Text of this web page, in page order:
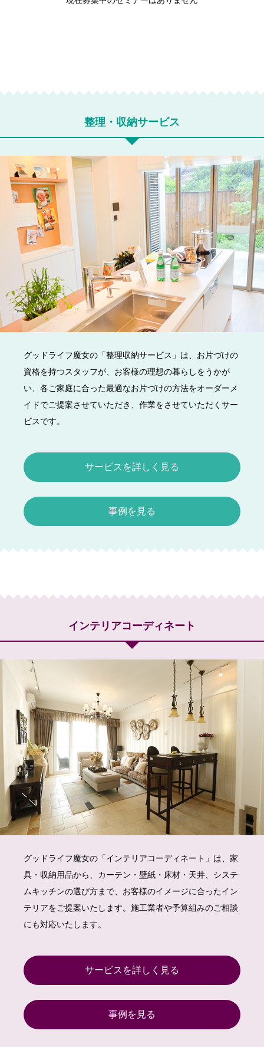
整理・収納サービス
グッドライフ魔女の「整理収納サービス」は、お片づけの
資格を持つスタッフが、お客様の理想の暮らしをうかが
い、各ご家庭に合った最適なお片づけの方法をオーダーメ
イドでご提案させていただき、作業をさせていただくサー
ビスです。
サービスを詳しく見る
事例を見る
インテリアコーディネート
グッドライフ魔女の「インテリアコーディネート」は、家
具・収納用品から、カーテン・壁紙・床材・天井、システ
ムキッチンの選び方まで、お客様のイメージに合ったイン
テリアをご提案いたします。施工業者や予算組みのご相談
にも対応いたします。
サービスを詳しく見る
事例を見る